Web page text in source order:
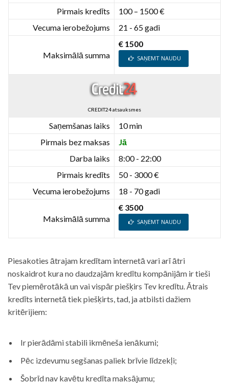
Pirmais kredīts
100 – 1500 €
Vecuma ierobežojums
21 - 65 gadi
Maksimālā summa
€ 1500
SAŅEMT NAUDU
CREDIT24 atsauksmes
Saņemšanas laiks
10 min
Pirmais bez maksas
Jā
Darba laiks
8:00 - 22:00
Pirmais kredīts
50 - 3000 €
Vecuma ierobežojums
18 - 70 gadi
Maksimālā summa
€ 3500
SAŅEMT NAUDU
Piesakoties ātrajam kredītam internetā vari arī ātri
noskaidrot kura no daudzajām kredītu kompānijām ir tieši
Tev piemērotākā un vai vispār piešķirs Tev kredītu. Ātrais
kredīts internetā tiek piešķirts, tad, ja atbilsti dažiem
kritērijiem:
Ir pierādāmi stabili ikmēneša ienākumi;
Pēc izdevumu segšanas paliek brīvie līdzekļi;
Šobrīd nav kavētu kredīta maksājumu;